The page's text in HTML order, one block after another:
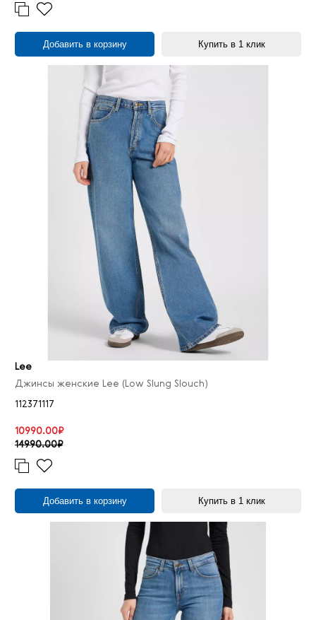
Добавить в корзину Купить в 1 клик
Lee
Джинсы женские Lee (Low Slung Slouch)
112371117
10990.00₽
14990.00₽
Добавить в корзину Купить в 1 клик